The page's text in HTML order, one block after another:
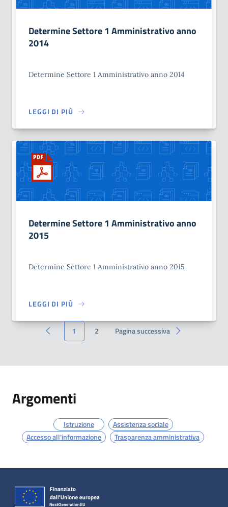
Determine Settore 1 Amministrativo anno
2014
Determine Settore 1 Amministrativo anno 2014
LEGGI DI PIÙ
Determine Settore 1 Amministrativo anno
2015
Determine Settore 1 Amministrativo anno 2015
LEGGI DI PIÙ
1 2 Pagina successiva
Argomenti
Istruzione
Assistenza sociale
Accesso all'informazione
Trasparenza amministrativa